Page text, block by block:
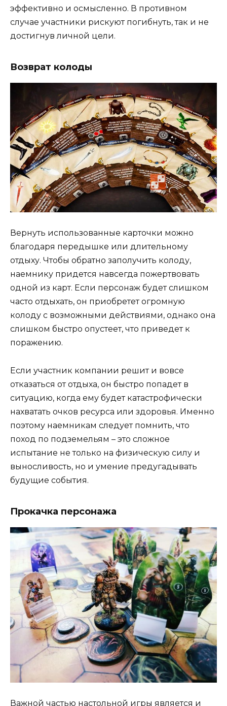
эффективно и осмысленно. В противном
случае участники рискуют погибнуть, так и не
достигнув личной цели.
Возврат колоды
Вернуть использованные карточки можно
благодаря передышке или длительному
отдыху. Чтобы обратно заполучить колоду,
наемнику придется навсегда пожертвовать
одной из карт. Если персонаж будет слишком
часто отдыхать, он приобретет огромную
колоду с возможными действиями, однако она
слишком быстро опустеет, что приведет к
поражению.
Если участник компании решит и вовсе
отказаться от отдыха, он быстро попадет в
ситуацию, когда ему будет катастрофически
нахватать очков ресурса или здоровья. Именно
поэтому наемникам следует помнить, что
поход по подземельям – это сложное
испытание не только на физическую силу и
выносливость, но и умение предугадывать
будущие события.
Прокачка персонажа
Важной частью настольной игры является и